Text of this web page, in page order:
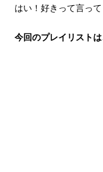
はい！好きって言って
今回のプレイリストは